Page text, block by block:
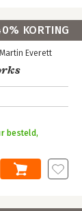
Martin Everett
besteld,
KORTING